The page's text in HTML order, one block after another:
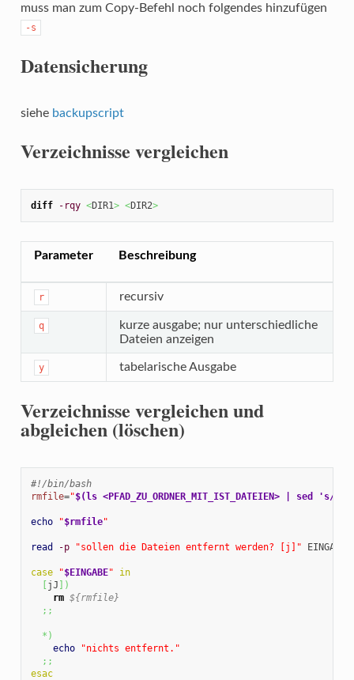
muss man zum Copy-Befehl noch folgendes hinzufügen
-s
Datensicherung
siehe backupscript
Verzeichnisse vergleichen
diff -rqy <DIR1> <DIR2>
Parameter Beschreibung
r recursiv
q
kurze ausgabe; nur unterschiedliche
Dateien anzeigen
y tabelarische Ausgabe
Verzeichnisse vergleichen und
abgleichen (löschen)
#!/bin/bash
rmfile="$(ls <PFAD_ZU_ORDNER_MIT_IST_DATEIEN> | sed 's/
echo "$rmfile"
read -p "sollen die Dateien entfernt werden? [j]" EINGABE
case "$EINGABE"
in
jJ
)
rm ${rmfile}
;;
* )
echo
"nichts entfernt."
;;
esac